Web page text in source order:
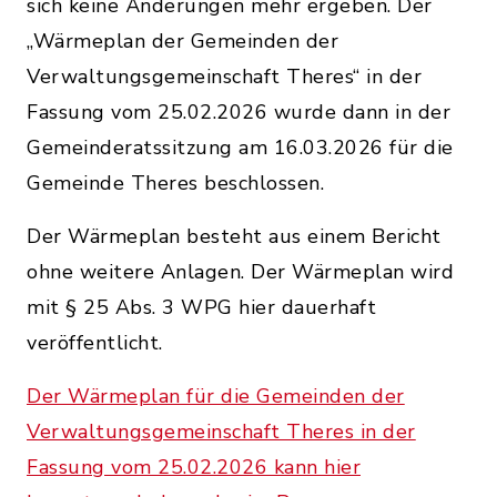
sich keine Änderungen mehr ergeben. Der
„Wärmeplan der Gemeinden der
Verwaltungsgemeinschaft Theres“ in der
Fassung vom 25.02.2026 wurde dann in der
Gemeinderatssitzung am 16.03.2026 für die
Gemeinde Theres beschlossen.
Der Wärmeplan besteht aus einem Bericht
ohne weitere Anlagen. Der Wärmeplan wird
mit § 25 Abs. 3 WPG hier dauerhaft
veröffentlicht.
Der Wärmeplan für die Gemeinden der
Verwaltungsgemeinschaft Theres in der
Fassung vom 25.02.2026 kann hier